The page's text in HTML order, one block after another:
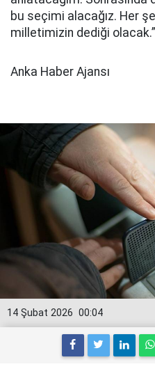
bu seçimi alacağız. Her
milletimizin dediği olacak.”
Anka Haber Ajansı
00:04
14 Şubat 2026